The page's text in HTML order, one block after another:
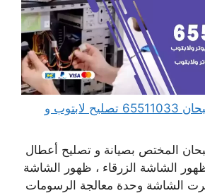
مهندس كمبيوتر صبحان 65511033 تصليح لابتوب و
المختص بصيانة و تصليح أعطال
الشاشة الزرقاء ، ظهور الشاشة
الشاشة وحدة معالجة الرسومات